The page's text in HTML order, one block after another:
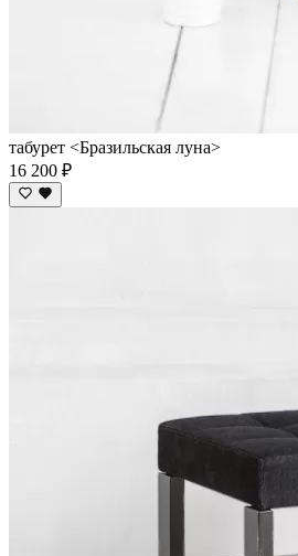
табурет <Бразильская луна>
16 200 ₽